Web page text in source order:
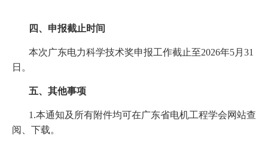
四、申报截止时间
本次广东电力科学技术奖申报工作截止至2026年5月31
日。
五、其他事项
1.本通知及所有附件均可在广东省电机工程学会网站查
阅、下载。